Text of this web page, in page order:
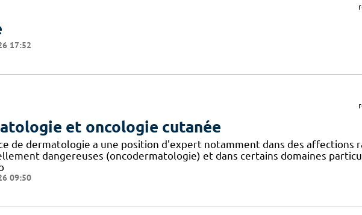
17:52
et oncologie cutanée
de dermatologie a une position d'expert notamment dans des affections
dangereuses (oncodermatologie) et dans certains domaines
09:50